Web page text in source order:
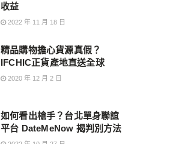
收益
2022 年 11 月 18 日
精品購物擔心貨源真假？
IFCHIC正貨產地直送全球
2020 年 12 月 2 日
如何看出槍手？台北單身聯誼
平台 DateMeNow 揭判別方法